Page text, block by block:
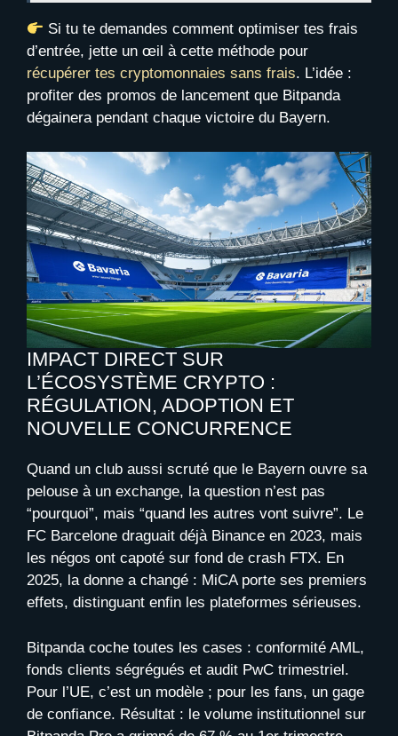
Si tu te demandes comment optimiser tes frais
d’entrée, jette un œil à cette méthode pour
récupérer tes cryptomonnaies sans frais. L’idée :
profiter des promos de lancement que Bitpanda
dégainera pendant chaque victoire du Bayern.
IMPACT DIRECT SUR
L’ÉCOSYSTÈME CRYPTO :
RÉGULATION, ADOPTION ET
NOUVELLE CONCURRENCE
Quand un club aussi scruté que le Bayern ouvre sa
pelouse à un exchange, la question n’est pas
“pourquoi”, mais “quand les autres vont suivre”. Le
FC Barcelone draguait déjà Binance en 2023, mais
les négos ont capoté sur fond de crash FTX. En
2025, la donne a changé : MiCA porte ses premiers
effets, distinguant enfin les plateformes sérieuses.
Bitpanda coche toutes les cases : conformité AML,
fonds clients ségrégués et audit PwC trimestriel.
Pour l’UE, c’est un modèle ; pour les fans, un gage
de confiance. Résultat : le volume institutionnel sur